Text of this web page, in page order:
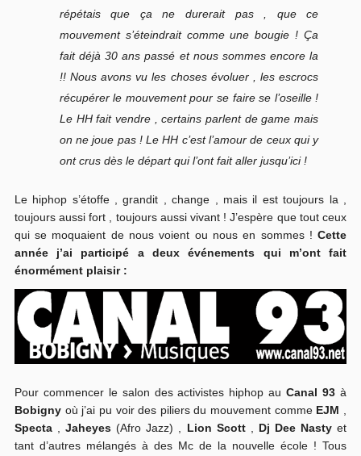
répétais que ça ne durerait pas , que ce
mouvement s’éteindrait comme une bougie ! Ça
fait déjà 30 ans passé et nous sommes encore la
!! Nous avons vu les choses évoluer , les escrocs
récupérer le mouvement pour se faire se l’oseille !
Le HH fait vendre , certains parlent de game mais
on ne joue pas ! Le HH c’est l’amour de ceux qui y
ont crus dès le départ qui l’ont fait aller jusqu’ici !
Le hiphop s’étoffe , grandit , change , mais il est toujours la ,
toujours aussi fort , toujours aussi vivant ! J’espère que tout ceux
qui se moquaient de nous voient ou nous en sommes !Cette
année j’ai participé a deux événements qui m’ont fait
énormément plaisir :
Pour commencer le salon des activistes hiphop auCanal 93 à
Bobignyoù j’ai pu voir des piliers du mouvement comme EJM ,
Specta,Jaheyes (Afro Jazz) , Lion Scott, Dj Dee Nasty et
tant d’autres mélangés à des Mc de la nouvelle école ! Tous